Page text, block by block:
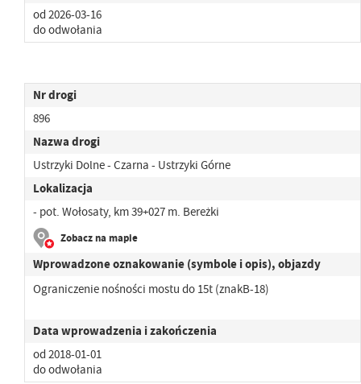
od 2026-03-16
do odwołania
Nr drogi
896
Nazwa drogi
Ustrzyki Dolne - Czarna - Ustrzyki Górne
Lokalizacja
- pot. Wołosaty, km 39+027 m. Bereżki
Zobacz na mapie
Wprowadzone oznakowanie (symbole i opis), objazdy
Ograniczenie nośności mostu do 15t (znakB-18)
Data wprowadzenia i zakończenia
od 2018-01-01
do odwołania